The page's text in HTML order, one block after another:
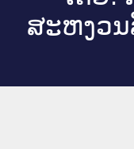
ສະ​ຫງວນ​